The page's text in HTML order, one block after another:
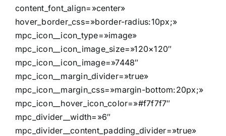
content_font_align=»center»
hover_border_css=»border-radius:10px;»
mpc_icon__icon_type=»image»
mpc_icon__icon_image_size=»120×120″
mpc_icon__icon_image=»7448″
mpc_icon__margin_divider=»true»
mpc_icon__margin_css=»margin-bottom:20px;»
mpc_icon__hover_icon_color=»#f7f7f7″
mpc_divider__width=»6″
mpc_divider__content_padding_divider=»true»